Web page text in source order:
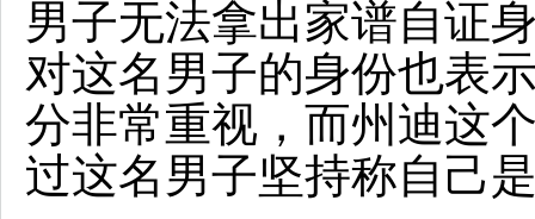
男子无法拿出家谱自证
对这名男子的身份也表
分非常重视，而州迪这
过这名男子坚持称自己